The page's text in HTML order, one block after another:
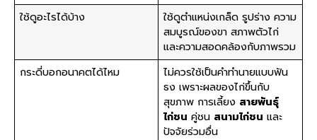
ใช้ดูอะไรได้บ้าง
ใช้ดูตำแหน่งเกล็ด รูปร่าง ความ
สมบูรณ์ของขา สภาพตัวไก่
และความสอดคล้องกับภาพรวม
กระดี่บอกอนาคตได้ไหม
ไม่ควรใช้เป็นคำทำนายแบบฟัน
ธง เพราะผลของไก่ขึ้นกับ
สุขภาพ การเลี้ยง สายพันธุ์
ไก่ชน คู่ชน สนามไก่ชน และ
ปัจจัยร่วมอื่น